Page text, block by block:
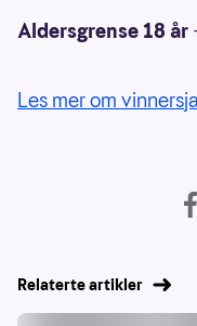
Aldersgrense 18 år
Les mer om
Relaterte artikler